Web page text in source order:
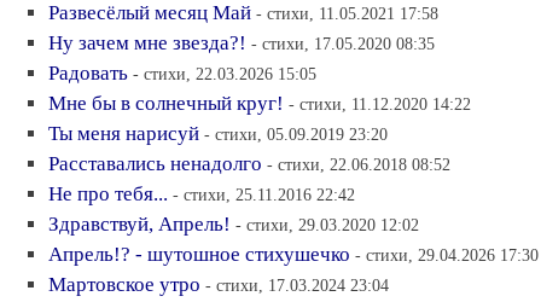
Развесёлый месяц Май - стихи, 11.05.2021 17:58
Ну зачем мне звезда?! - стихи, 17.05.2020 08:35
Радовать - стихи, 22.03.2026 15:05
Мне бы в солнечный круг! - стихи, 11.12.2020 14:22
Ты меня нарисуй - стихи, 05.09.2019 23:20
Расставались ненадолго - стихи, 22.06.2018 08:52
Не про тебя... - стихи, 25.11.2016 22:42
Здравствуй, Апрель! - стихи, 29.03.2020 12:02
Апрель!? - шутошное стихушечко - стихи, 29.04.2026 17:30
Мартовское утро - стихи, 17.03.2024 23:04